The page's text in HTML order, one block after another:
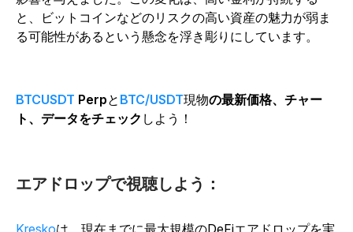
と、ビットコインなどのリスクの高い資産の魅力が弱ま
る可能性があるという懸念を浮き彫りにしています。
BTCUSDT Perpと BTC/USDT現物の最新価格、チャー
ト、データをチェック しよう！
エアドロップで視聴しよう：
Kreskoは、現在までに最大規模のDeFiエアドロップを実